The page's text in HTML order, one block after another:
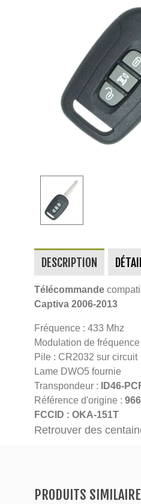
DESCRIPTION
Télécommande
Captiva 2006-2013
Fréquence : 433 Mhz
Modulation de
Pile : CR2032 sur circuit
Lame DWO5 fournie
Transpondeur :
ID46-
Référence d'origine :
FCCID : OKA-151T
Retrouver des
PRODUITS